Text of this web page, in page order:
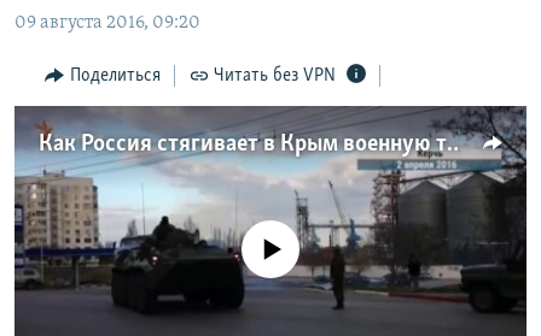
Вернутся
поиску
ИНТЕРАКТИВ
ИНФОГРАФИКА
ТЕЛЕПРОЕКТ КРЫМ.РЕАЛИИ
СОВЕТЫ ПРАВОЗАЩИТНИКОВ
ПРОПАВШИЕ БЕЗ ВЕСТИ
ПОБЕДИТЕЛЕЙ НЕ СУДЯТ?
КРЫМ.НЕПОКОРЕННЫЙ
РАДІО СВОБОДА
КАК ОБОЙТИ БЛОКИРОВКУ
Українською
Qırımtatar
ПРИСОЕДИНЯЙТЕСЬ!
09 августа 2016, 09:20
Поделиться Читать без VPN
Как Россия стягивает в Крым военную технику (видео)
No media source currently available